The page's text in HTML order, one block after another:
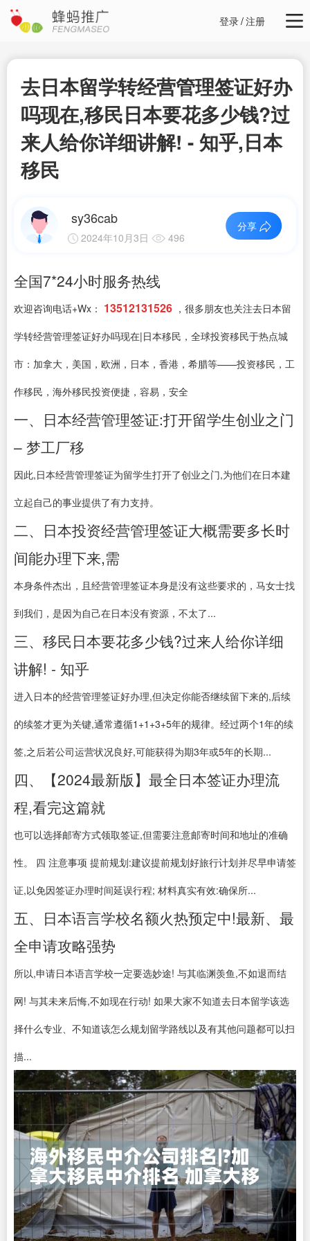
登录/注册
去日本留学转经营管理签证好办
吗现在,移民日本要花多少钱?过
来人给你详细讲解! - 知乎,日本
移民
sy36cab
2024年10月3日 496
分享
全国7*24小时服务热线
欢迎咨询电话+Wx： 13512131526 ，很多朋友也关注去日本留
学转经营管理签证好办吗现在|日本移民，全球投资移民于热点城
市：加拿大，美国，欧洲，日本，香港，希腊等——投资移民，工
作移民，海外移民投资便捷，容易，安全
一、日本经营管理签证:打开留学生创业之门
– 梦工厂移
因此,日本经营管理签证为留学生打开了创业之门,为他们在日本建
立起自己的事业提供了有力支持。
二、日本投资经营管理签证大概需要多长时
间能办理下来,需
本身条件杰出，且经营管理签证本身是没有这些要求的，马女士找
到我们，是因为自己在日本没有资源，不太了...
三、移民日本要花多少钱?过来人给你详细
讲解! - 知乎
进入日本的经营管理签证好办理,但决定你能否继续留下来的,后续
的续签才更为关键,通常遵循1+1+3+5年的规律。经过两个1年的续
签,之后若公司运营状况良好,可能获得为期3年或5年的长期...
四、【2024最新版】最全日本签证办理流
程,看完这篇就
也可以选择邮寄方式领取签证,但需要注意邮寄时间和地址的准确
性。 四 注意事项 提前规划:建议提前规划好旅行计划并尽早申请签
证,以免因签证办理时间延误行程; 材料真实有效:确保所...
五、日本语言学校名额火热预定中!最新、最
全申请攻略强势
所以,申请日本语言学校一定要选妙途! 与其临渊羡鱼,不如退而结
网! 与其未来后悔,不如现在行动! 如果大家不知道去日本留学该选
择什么专业、不知道该怎么规划留学路线以及有其他问题都可以扫
描...